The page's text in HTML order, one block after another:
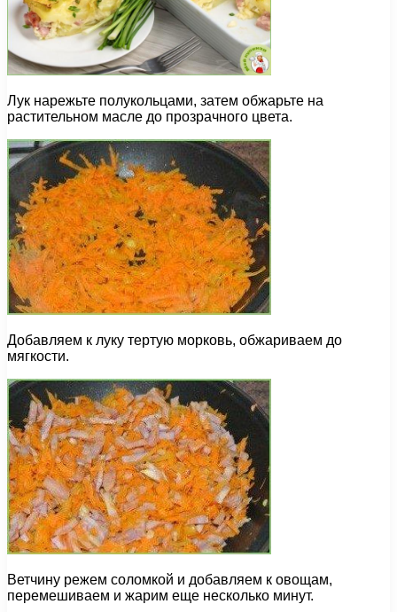
Лук нарежьте полукольцами, затем обжарьте на
растительном масле до прозрачного цвета.
Добавляем к луку тертую морковь, обжариваем до
мягкости.
Ветчину режем соломкой и добавляем к овощам,
перемешиваем и жарим еще несколько минут.